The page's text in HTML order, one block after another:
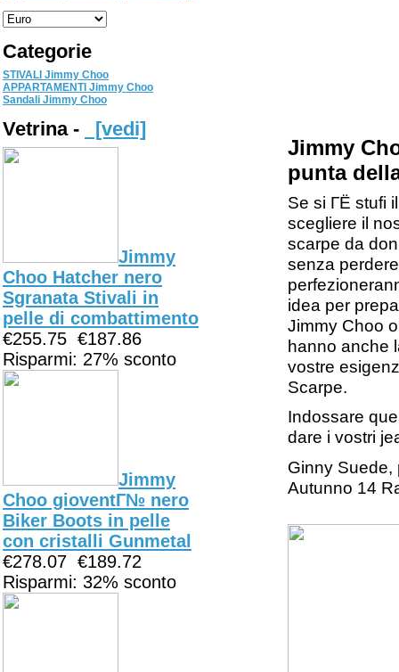
Categorie
STIVALI Jimmy Choo
APPARTAMENTI Jimmy Choo
Sandali Jimmy Choo
Vetrina - [vedi]
Jimmy
Choo Hatcher nero
Sgranata Stivali in
pelle di combattimento
€255.75 €187.86
Risparmi: 27% sconto
Jimmy
Choo gioventГ№ nero
Biker Boots in pelle
con cristalli Gunmetal
€278.07 €189.72
Risparmi: 32% sconto
Jimmy
punta
Se si ГЁ stufi
scegliere il
scarpe da
senza
idea per
Jimmy Choo
hanno anche
vostre
Scarpe.
Indossare
dare i vostri
Ginny Suede,
Autunno 14